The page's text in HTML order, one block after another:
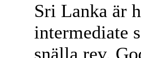
Sri Lanka är
intermediate
snälla rev.